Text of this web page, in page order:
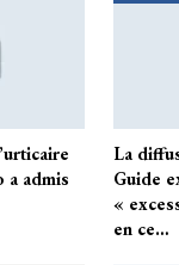
a admis
La
Guide
«
en ce…